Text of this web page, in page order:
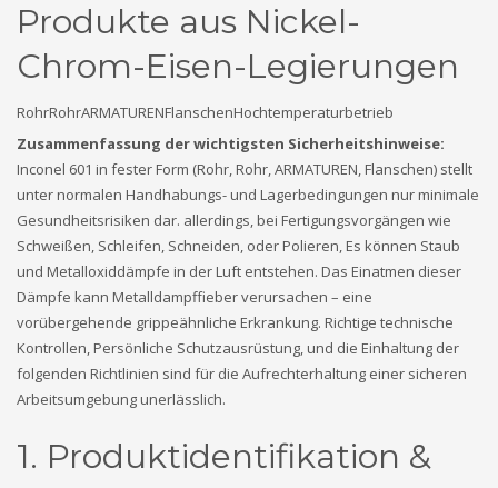
Produkte aus Nickel-
Chrom-Eisen-Legierungen
RohrRohrARMATURENFlanschenHochtemperaturbetrieb
Zusammenfassung der wichtigsten Sicherheitshinweise:
Inconel 601 in fester Form (Rohr, Rohr, ARMATUREN, Flanschen) stellt
unter normalen Handhabungs- und Lagerbedingungen nur minimale
Gesundheitsrisiken dar. allerdings, bei Fertigungsvorgängen wie
Schweißen, Schleifen, Schneiden, oder Polieren, Es können Staub
und Metalloxiddämpfe in der Luft entstehen. Das Einatmen dieser
Dämpfe kann Metalldampffieber verursachen – eine
vorübergehende grippeähnliche Erkrankung. Richtige technische
Kontrollen, Persönliche Schutzausrüstung, und die Einhaltung der
folgenden Richtlinien sind für die Aufrechterhaltung einer sicheren
Arbeitsumgebung unerlässlich.
1. Produktidentifikation &